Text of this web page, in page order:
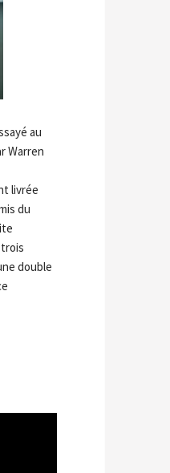
au
Warren
livrée
du
double